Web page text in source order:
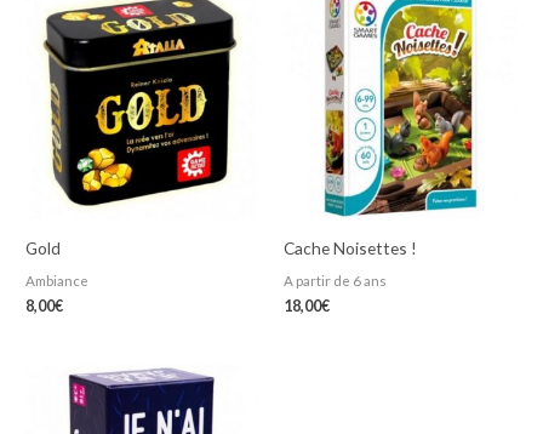
Gold
Ambiance
8,00€
Cache Noisettes !
A partir de 6 ans
18,00€